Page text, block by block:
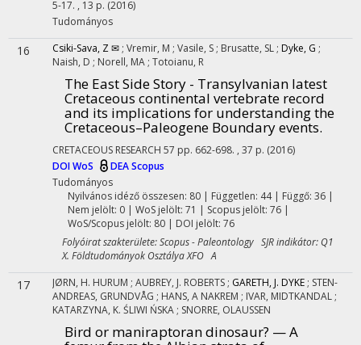
5-17. , 13 p. (2016)
Tudományos
16 Csiki-Sava, Z ✉ ; Vremir, M ; Vasile, S ; Brusatte, SL ; Dyke, G ;
Naish, D ; Norell, MA ; Totoianu, R
The East Side Story - Transylvanian latest
Cretaceous continental vertebrate record
and its implications for understanding the
Cretaceous–Paleogene Boundary events.
CRETACEOUS RESEARCH 57 pp. 662-698. , 37 p. (2016)
DOIWoS DEAScopus
Tudományos
Nyilvános idéző összesen: 80| Független: 44 | Függő: 36 |
Nem jelölt: 0 | WoS jelölt: 71 | Scopus jelölt: 76 |
WoS/Scopus jelölt: 80 | DOI jelölt: 76
Folyóirat szakterülete: Scopus - Paleontology SJR indikátor: Q1
X. Földtudományok Osztálya XFO A
17 JØRN, H. HURUM ; AUBREY, J. ROBERTS ; GARETH, J. DYKE ; STEN-
ANDREAS, GRUNDVÅG ; HANS, A NAKREM ; IVAR, MIDTKANDAL ;
KATARZYNA, K. ŚLIWI ŃSKA ; SNORRE, OLAUSSEN
Bird or maniraptoran dinosaur? — A